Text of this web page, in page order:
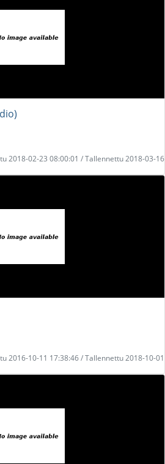
2018-02-23 08:00:01 / Tallennettu 2018-03-16
2016-10-11 17:38:46 / Tallennettu 2018-10-01